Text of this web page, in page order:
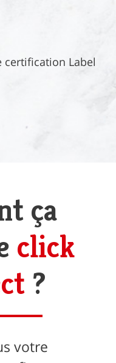
certification Label
ça
click
?
votre